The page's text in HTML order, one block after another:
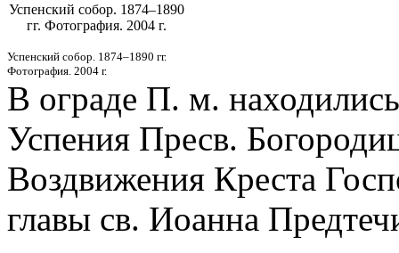
Успенский собор. 1874–1890
гг. Фотография. 2004 г.
Успенский собор. 1874–1890 гг.
Фотография. 2004 г.
В ограде П. м.
Успения Пресв.
Воздвижения Креста
главы св. Иоанна